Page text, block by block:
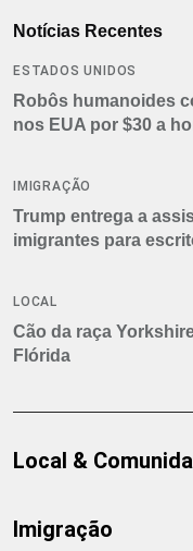
Notícias Recentes
ESTADOS UNIDOS
Robôs humanoides
nos EUA por $30 a
IMIGRAÇÃO
Trump entrega a
imigrantes para
LOCAL
Cão da raça
Flórida
Local &
Imigração